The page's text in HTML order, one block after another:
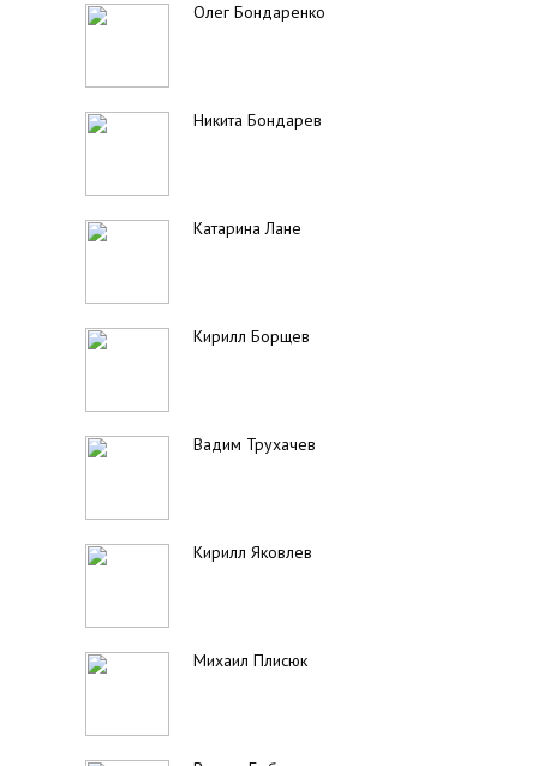
Олег Бондаренко
Никита Бондарев
Катарина Лане
Кирилл Борщев
Вадим Трухачев
Кирилл Яковлев
Михаил Плисюк